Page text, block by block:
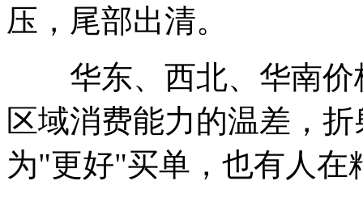
压，尾部出清。
华东、西北、华南价
区域消费能力的温差，
为"更好"买单，也有人在